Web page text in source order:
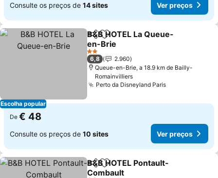
Consulte os preços de 14 sites Ver preços
Escolha popular
PartilharAdicionar aos favoritos
B&B HOTEL La Queue-
en-Brie
2 Estrelas
6,8
2.960
Queue-en-Brie, a 18.9 km de Bailly-
Romainvilliers
Perto da Disneyland Paris
De € 48
Consulte os preços de 10 sites Ver preços
PartilharAdicionar aos favoritos
B&B HOTEL Pontault-
Combault